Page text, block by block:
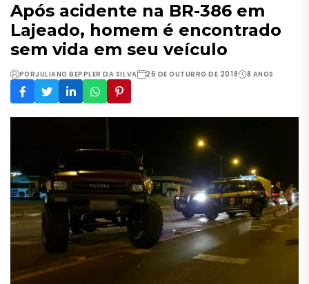
Após acidente na BR-386 em
Lajeado, homem é encontrado
sem vida em seu veículo
PORJULIANO BEPPLER DA SILVA 26 DE OUTUBRO DE 2018 8 ANOS